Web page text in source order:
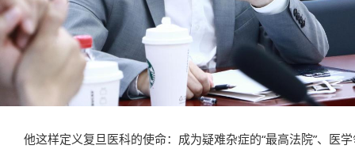
他这样定义复旦医科的使命：成为疑难杂症的“最高法院”、医